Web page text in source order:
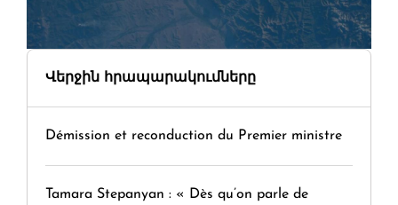
Վերջին հրապարակումները
Démission et reconduction du Premier ministre
Tamara Stepanyan : « Dès qu’on parle de